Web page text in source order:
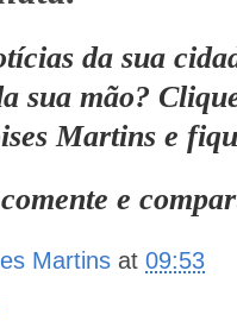
da sua
sua mão?
Martinse
e
Martins at09:53